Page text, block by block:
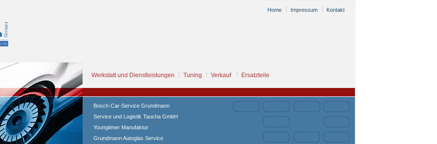
Home Impressum Kontakt
Werkstatt und Dienstleistungen Tuning Verkauf Ersatzteile
Bosch-Car-Service Grundmann
Service und Logistik Taucha GmbH
Youngtimer Manufaktur
Grundmann Autoglas Service